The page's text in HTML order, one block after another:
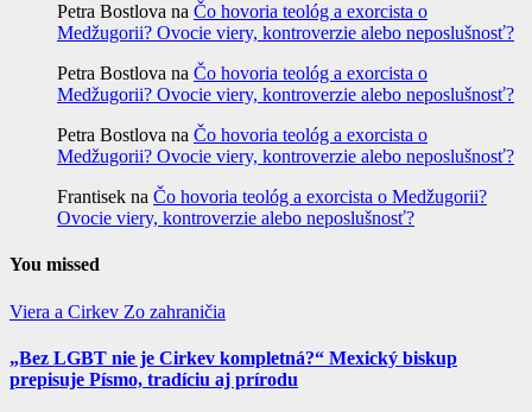
Petra Bostlova na Čo hovoria teológ a exorcista o
Medžugorii? Ovocie viery, kontroverzie alebo neposlušnosť?
Petra Bostlova na Čo hovoria teológ a exorcista o
Medžugorii? Ovocie viery, kontroverzie alebo neposlušnosť?
Petra Bostlova na Čo hovoria teológ a exorcista o
Medžugorii? Ovocie viery, kontroverzie alebo neposlušnosť?
Frantisek na Čo hovoria teológ a exorcista o Medžugorii?
Ovocie viery, kontroverzie alebo neposlušnosť?
You missed
Viera a Cirkev Zo zahraničia
„Bez LGBT nie je Cirkev kompletná?“ Mexický biskup
prepisuje Písmo, tradíciu aj prírodu